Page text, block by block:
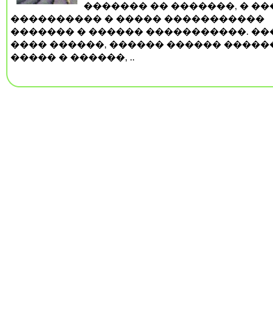
������� �� �������, �
���������� � ����� �����������
������� � ������ �����������.
���� ������, ������ ������
����� � ������, ..